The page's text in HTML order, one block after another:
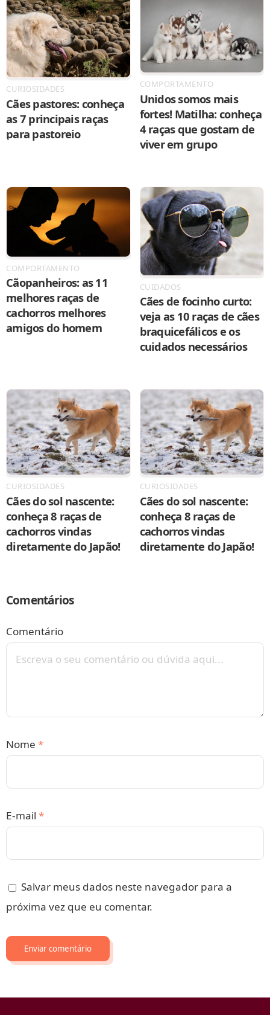
CURIOSIDADES
Cães pastores: conheça
as 7 principais raças
para pastoreio
COMPORTAMENTO
Unidos somos mais
fortes! Matilha: conheça
4 raças que gostam de
viver em grupo
COMPORTAMENTO
Cãopanheiros: as 11
melhores raças de
cachorros melhores
amigos do homem
CUIDADOS
Cães de focinho curto:
veja as 10 raças de cães
braquicefálicos e os
cuidados necessários
CURIOSIDADES
Cães do sol nascente:
conheça 8 raças de
cachorros vindas
diretamente do Japão!
CURIOSIDADES
Cães do sol nascente:
conheça 8 raças de
cachorros vindas
diretamente do Japão!
Comentários
Comentário
Nome *
E-mail *
Salvar meus dados neste navegador para a
próxima vez que eu comentar.